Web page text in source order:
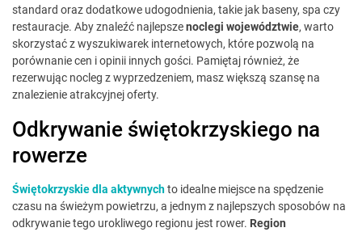
standard oraz dodatkowe udogodnienia, takie jak baseny, spa czy
restauracje. Aby znaleźć najlepszenoclegi województwie, warto
skorzystać z wyszukiwarek internetowych, które pozwolą na
porównanie cen i opinii innych gości. Pamiętaj również, że
rezerwując nocleg z wyprzedzeniem, masz większą szansę na
znalezienie atrakcyjnej oferty.
Odkrywanie świętokrzyskiego na
rowerze
Świętokrzyskie dla aktywnychto idealne miejsce na spędzenie
czasu na świeżym powietrzu, a jednym z najlepszych sposobów na
odkrywanie tego urokliwego regionu jest rower. Region